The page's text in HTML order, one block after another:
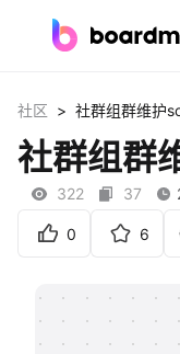
社区资源
下载
社区 > 社群组群维护
社群组群
322 37
0 6